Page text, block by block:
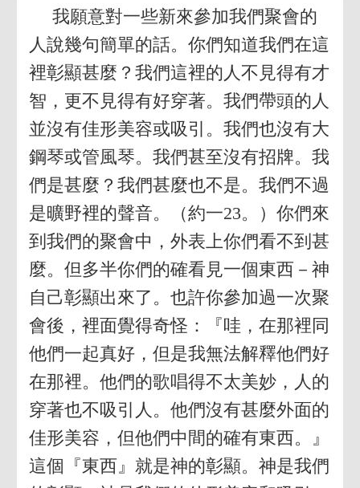
我願意對一些新來參加我們聚會的
人說幾句簡單的話。你們知道我們在這
裡彰顯甚麼？我們這裡的人不見得有才
智，更不見得有好穿著。我們帶頭的人
並沒有佳形美容或吸引。我們也沒有大
鋼琴或管風琴。我們甚至沒有招牌。我
們是甚麼？我們甚麼也不是。我們不過
是曠野裡的聲音。（約一23。）你們來
到我們的聚會中，外表上你們看不到甚
麼。但多半你們的確看見一個東西－神
自己彰顯出來了。也許你參加過一次聚
會後，裡面覺得奇怪：『哇，在那裡同
他們一起真好，但是我無法解釋他們好
在那裡。他們的歌唱得不太美妙，人的
穿著也不吸引人。他們沒有甚麼外面的
佳形美容，但他們中間的確有東西。』
這個『東西』就是神的彰顯。神是我們